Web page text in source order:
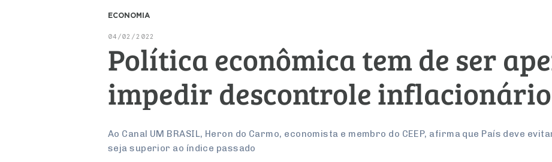
ECONOMIA
04/02/2022
Política econômica tem de ser
impedir descontrole inflacionário
Ao Canal UM BRASIL, Heron do Carmo, economista e membro do CEEP, afirma que País deve
seja superior ao índice passado